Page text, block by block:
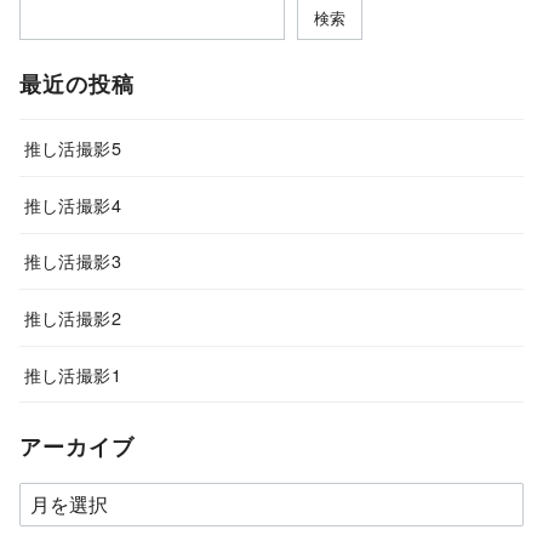
検索
最近の投稿
推し活撮影5
推し活撮影4
推し活撮影3
推し活撮影2
推し活撮影1
アーカイブ
ア
ー